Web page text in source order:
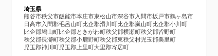
埼玉県
熊谷市秩父市飯能市本庄市東松山市深谷市 入間市坂戸市鶴ヶ島市
日高市 入間郡毛呂山町比企郡滑川町比企郡嵐山町比企郡小川町
比企郡鳩山町比企郡ときがわ町秩父郡横瀬町秩父郡皆野町
秩父郡長瀞町秩父郡小鹿野町秩父郡東秩父村児玉郡美里町
児玉郡神川町児玉郡上里町大里郡寄居町